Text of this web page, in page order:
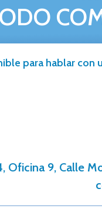
para hablar
Oficina 9, Calle